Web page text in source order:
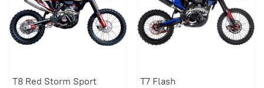
T8 Red Storm Sport T7 Flash